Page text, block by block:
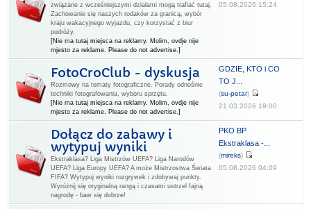
związane z wcześniejszymi działami mogą trafiać tutaj.
Zachowanie się naszych rodaków za granicą, wybór
kraju wakacyjnego wyjazdu, czy korzystać z biur
podróży.
[Nie ma tutaj miejsca na reklamy. Molim, ovdje nije
mjesto za reklame. Please do not advertise.]
05.08.2026 15:24
FotoCroClub - dyskusja
Rozmowy na tematy fotograficzne. Porady odnośnie
techniki fotografowania, wyboru sprzętu.
[Nie ma tutaj miejsca na reklamy. Molim, ovdje nije
mjesto za reklame. Please do not advertise.]
GDZIE, KTO i CO
TO J...
(su-petar)
21.03.2026 19:00
Dołącz do zabawy i
wytypuj wyniki
Ekstraklasa? Liga Mistrzów UEFA? Liga Narodów
UEFA? Liga Europy UEFA? A może Mistrzostwa Świata
FIFA? Wytypuj wyniki rozgrywek i zdobywaj punkty.
Wyróżnij się oryginalną rangą i czasami ustrzel fajną
nagrodę - baw się dobrze!
PKO BP
Ekstraklasa -...
(mireks)
05.08.2026 04:09